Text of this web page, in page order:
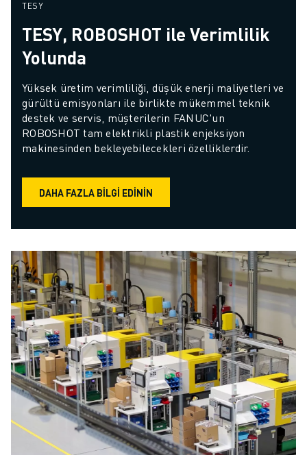
TESY
TESY, ROBOSHOT ile Verimlilik
Yolunda
Yüksek üretim verimliliği, düşük enerji maliyetleri ve
gürültü emisyonları ile birlikte mükemmel teknik
destek ve servis, müşterilerin FANUC'un
ROBOSHOT tam elektrikli plastik enjeksiyon
makinesinden bekleyebilecekleri özelliklerdir.
DAHA FAZLA BILGI EDININ